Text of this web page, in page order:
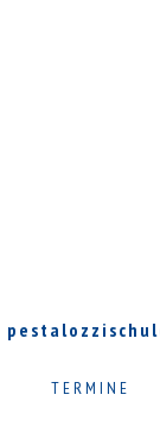
TERMINE